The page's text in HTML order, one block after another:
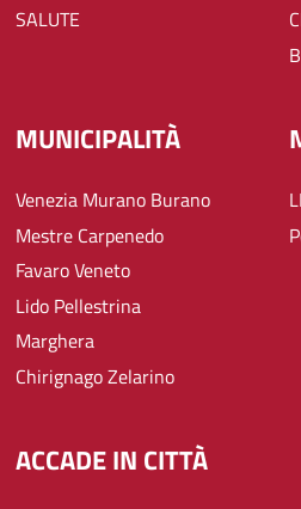
SALUTE
MUNICIPALITÀ
Venezia Murano Burano
Mestre Carpenedo
Favaro Veneto
Lido Pellestrina
Marghera
Chirignago Zelarino
ACCADE IN CITTÀ